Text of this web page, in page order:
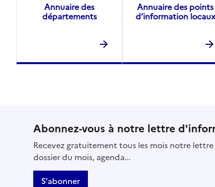
Annuaire des
départements
Annuaire des points
d’information locaux
Abonnez-vous à notre lettre
Recevez gratuitement tous les mois notre
dossier du mois, agenda...
S'abonner